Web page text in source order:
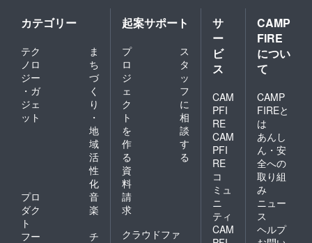
てチ
ケット
の使用
を有効
に致し
ます。
※有効期
2021年
6月〜
2022年
カテゴリー
テク
ノロ
ジー
・ガ
ジェ
ット
ま
ち
づ
く
り
・
地
域
活
性
化
プロ
ダク
ト
音
楽
フー
チ
起案サポート
プ
ロ
ジ
ェ
ク
ト
を
作
る
ス
タ
ッ
フ
に
相
談
す
る
資
料
請
求
クラウドファ
サ
ー
ビ
ス
CAM
PFI
RE
CAM
PFI
RE
コ
ミュ
ニ
ティ
CAM
CAMP
FIRE
につい
て
CAMP
FIREと
は
あんし
ん・安
全への
取り組
み
ニュー
ス
ヘルプ